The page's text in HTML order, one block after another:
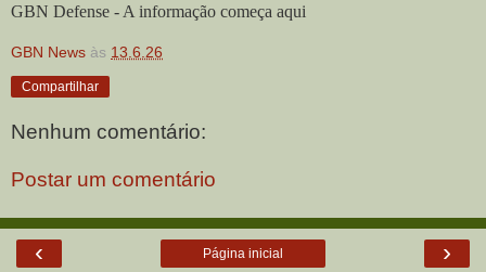
GBN Defense - A informação começa aqui
GBN News às 13.6.26
Compartilhar
Nenhum comentário:
Postar um comentário
‹ ›
Página inicial